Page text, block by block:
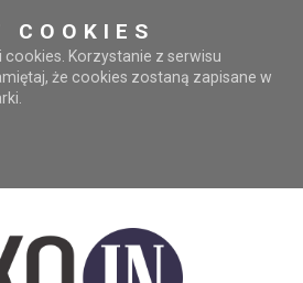
COOKIES
Korzystanie z serwisu
że cookies zostaną zapisane w